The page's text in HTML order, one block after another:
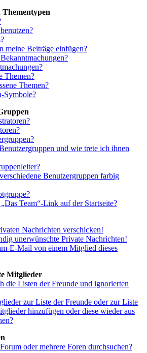
meine Beiträge einfügen?
Themen?
Themen?
Symbole?
und wie trete ich ihnen
Benutzergruppen farbig
Team“-Link auf der Startseite?
Nachrichten verschicken!
unerwünschte Private Nachrichten!
E-Mail von einem Mitglied dieses
Mitglieder
die Listen der Freunde und ignorierten
zur Liste der Freunde oder zur Liste
hinzufügen oder diese wieder aus
oder mehrere Foren durchsuchen?